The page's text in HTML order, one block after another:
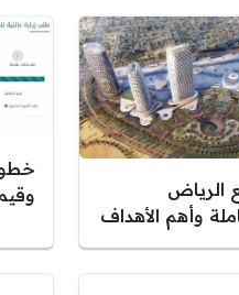
الرياض
وأهم الأهداف